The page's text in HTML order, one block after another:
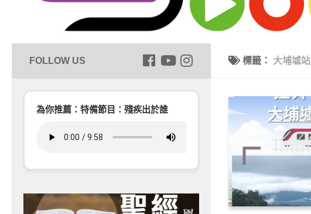
標籤： 大埔墟站
為你推薦：特備節目：殘疾出於誰